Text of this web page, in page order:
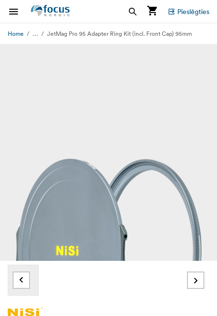
Pieslēgties
Home ... JetMag Pro 95 Adapter Ring Kit (incl. Front Cap) 95mm